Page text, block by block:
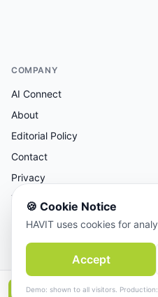
COMPANY
AI Connect
About
Editorial Policy
Contact
Privacy
Terms
AI-assisted research,
🍪 Cookie Notice
HAVIT uses cookies for
Accept
Demo: shown to all visitors. Production: